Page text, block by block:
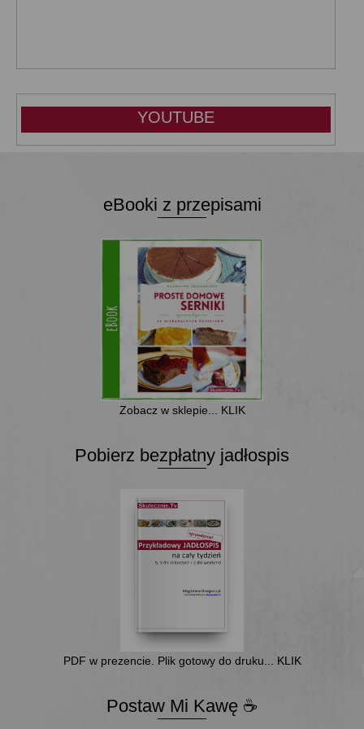
YOUTUBE
eBooki z przepisami
Zobacz w sklepie... KLIK
Pobierz bezpłatny jadłospis
PDF w prezencie. Plik gotowy do druku... KLIK
Postaw Mi Kawę ☕